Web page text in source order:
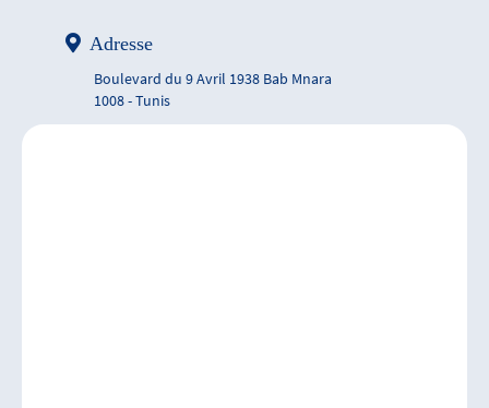
Adresse
Boulevard du 9 Avril 1938 Bab Mnara
1008 - Tunis